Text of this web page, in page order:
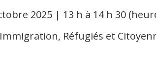
2025 | 13 h à 14 h 30
Réfugiés et